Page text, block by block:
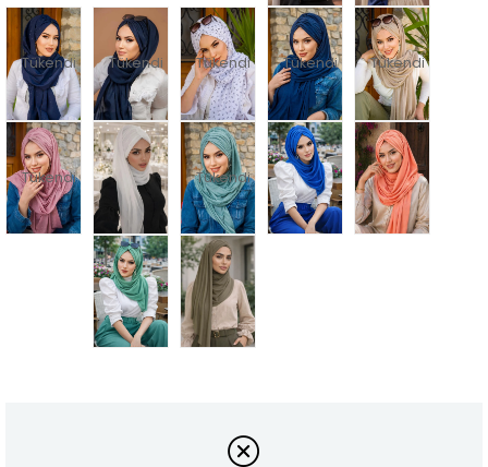
Tükendi Tükendi Tükendi Tükendi Tükendi
Tükendi Tükendi